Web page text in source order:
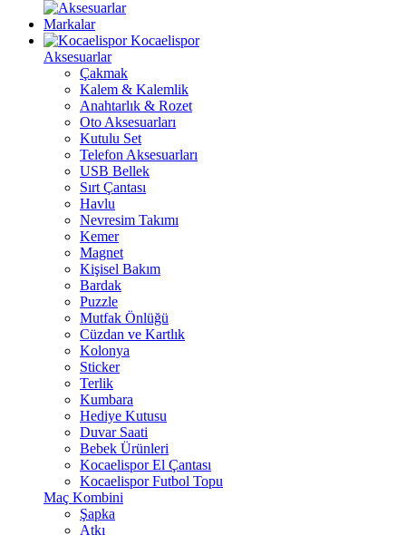
Markalar
Kocaelispor
Aksesuarlar
Çakmak
Kalem & Kalemlik
Anahtarlık & Rozet
Oto Aksesuarları
Kutulu Set
Telefon Aksesuarları
USB Bellek
Sırt Çantası
Havlu
Nevresim Takımı
Kemer
Magnet
Kişisel Bakım
Bardak
Puzzle
Mutfak Önlüğü
Cüzdan ve Kartlık
Kolonya
Sticker
Terlik
Kumbara
Hediye Kutusu
Duvar Saati
Bebek Ürünleri
Kocaelispor El Çantası
Kocaelispor Futbol Topu
Maç Kombini
Şapka
Atkı